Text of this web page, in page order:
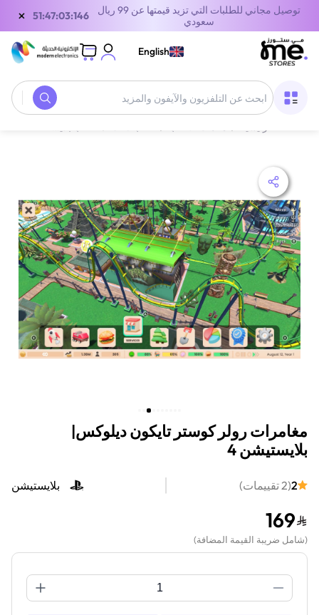
توصيل مجاني للطلبات التي تزيد قيمتها عن 99 ريال
سعودي
51:47:03:146
×
English
مغامرات رولر كوستر تايكون ديلوكس|
بلايستيشن 4
2
(
2تقييمات) بلايستيشن
169
(شامل ضريبة القيمة المضافة)